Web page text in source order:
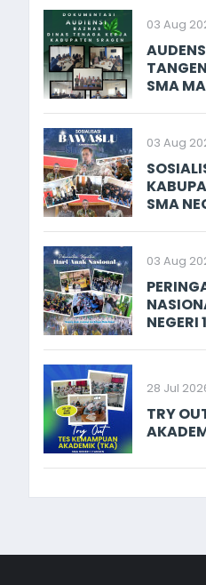
03 Aug
SMA
03 Aug
SMA
03 Aug
NEGERI
28 Jul
TRY